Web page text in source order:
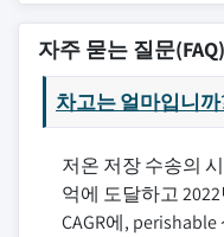
자주 묻는 질문
차고는 얼마입니까
저온 저장 수송의
억에 도달하고
CAGR에,